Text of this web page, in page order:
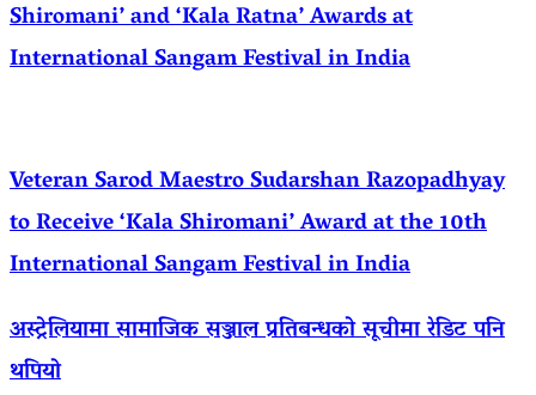
Shiromani’ and ‘Kala Ratna’ Awards at
International Sangam Festival in India
Veteran Sarod Maestro Sudarshan Razopadhyay
to Receive ‘Kala Shiromani’ Award at the 10th
International Sangam Festival in India
अस्ट्रेलियामा सामाजिक सञ्जाल प्रतिबन्धको सूचीमा रेडिट पनि
थपियो